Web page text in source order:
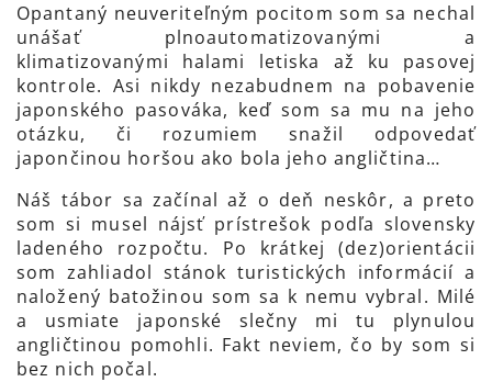
Opantaný neuveriteľným pocitom som sa nechal
unášať plnoautomatizovanými a
klimatizovanými halami letiska až ku pasovej
kontrole. Asi nikdy nezabudnem na pobavenie
japonského pasováka, keď som sa mu na jeho
otázku, či rozumiem snažil odpovedať
japončinou horšou ako bola jeho angličtina…
Náš tábor sa začínal až o deň neskôr, a preto
som si musel nájsť prístrešok podľa slovensky
ladeného rozpočtu. Po krátkej (dez)orientácii
som zahliadol stánok turistických informácií a
naložený batožinou som sa k nemu vybral. Milé
a usmiate japonské slečny mi tu plynulou
angličtinou pomohli. Fakt neviem, čo by som si
bez nich počal.